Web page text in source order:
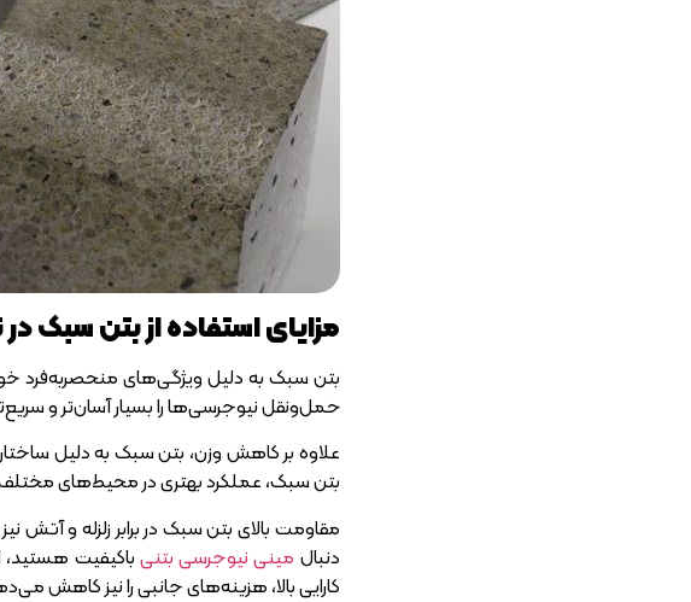
مزایای استفاده از بتن سبک
بتن سبک به دلیل ویژگی‌های منحصر‌به‌فرد
حمل‌ونقل نیوجرسی‌ها را بسیار آسان‌تر و
علاوه بر کاهش وزن، بتن سبک به دلیل
بتن سبک، عملکرد بهتری در محیط‌های مختلف
مقاومت بالای بتن سبک در برابر زلزله و آتش
دنبال مینی نیوجرسی بتنیباکیفیت هستید،
کارایی بالا، هزینه‌های جانبی را نیز کاهش